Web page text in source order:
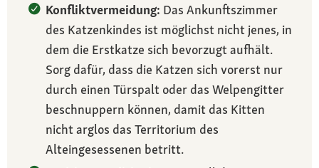
Konfliktvermeidung: Das Ankunftszimmer
des Katzenkindes ist möglichst nicht jenes, in
dem die Erstkatze sich bevorzugt aufhält.
Sorg dafür, dass die Katzen sich vorerst nur
durch einen Türspalt oder das Welpengitter
beschnuppern können, damit das Kitten
nicht arglos das Territorium des
Alteingesessenen betritt.